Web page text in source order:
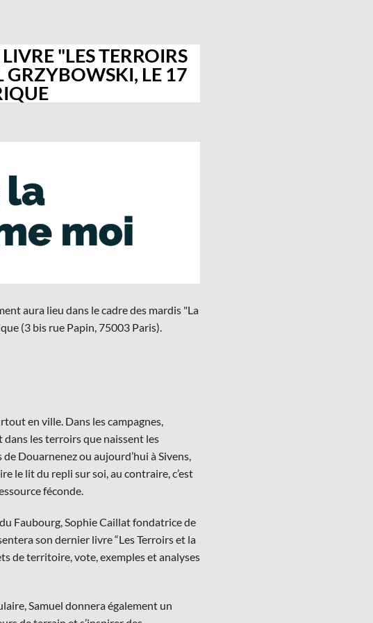
"LES TERROIRS
GRZYBOWSKI, LE 17
aura lieu dans le cadre des mardis "La
(3 bis rue Papin, 75003 Paris).
en ville. Dans les campagnes,
dans les terroirs que naissent les
Douarnenez ou aujourd’hui à Sivens,
le lit du repli sur soi, au contraire, c’est
féconde.
Faubourg, Sophie Caillat fondatrice de
son dernier livre “Les Terroirs et la
de territoire, vote, exemples et analyses
Samuel donnera également un